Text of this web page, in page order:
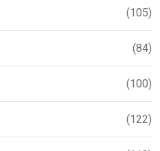
(105)
(84)
(100)
(122)